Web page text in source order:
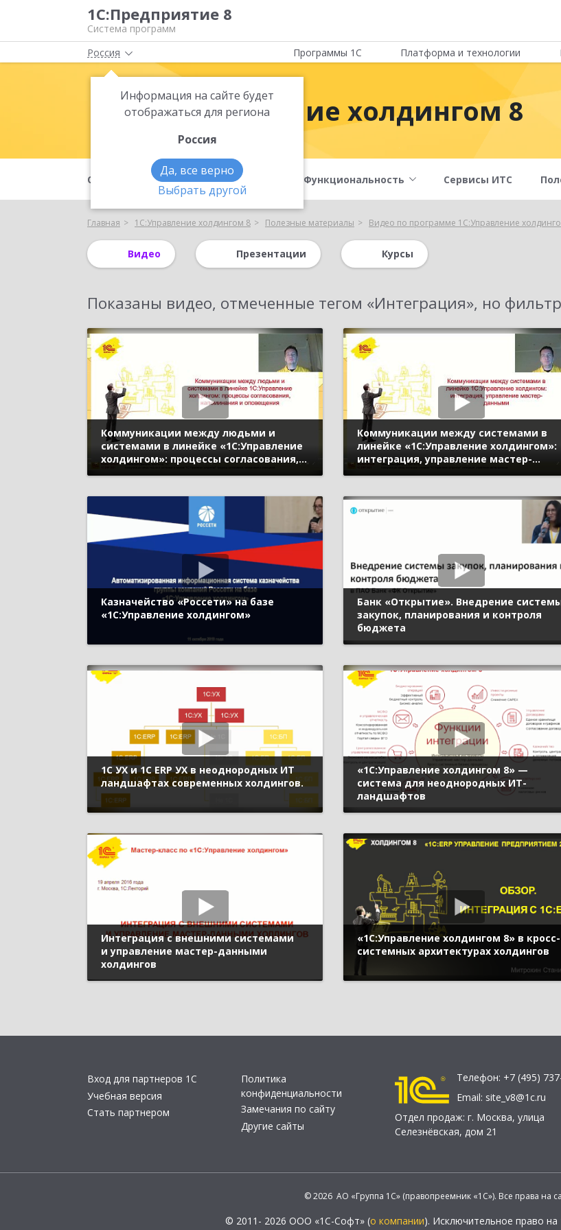
1С:Предприятие 8
Система программ
Россия
Информация на сайте будет
отображаться для региона
Россия
Да, все верно
Выбрать другой
Программы 1С Платформа и технологии
1С:Управление холдингом 8
О продукте Проектный опыт Функциональность Сервисы ИТС
Главная 1С:Управление холдингом 8 Полезные материалы Видео по программе 1С:Управление
Видео Презентации Курсы
Показаны видео, отмеченные тегом «Интеграция», но фильтр
Коммуникации между людьми и
системами в линейке «1С:Управление
холдингом»: процессы согласования,
Зинковский Дмитрий, «1С»)
Коммуникации между системами в
линейке «1С:Управление холдингом»:
интеграция, управление мастер-
Дмитрий, «1С»)
Казначейство «Россети» на базе
«1С:Управление холдингом»
Банк «Открытие». Внедрение
закупок, планирования и контроля
бюджета
1С УХ и 1С ERP УХ в неоднородных ИТ
ландшафтах современных холдингов.
«1С:Управление холдингом 8» —
система для неоднородных ИТ-
ландшафтов
Интеграция с внешними системами
и управление мастер-данными
холдингов
«1С:Управление холдингом 8» в кросс-
системных архитектурах холдингов
Вход для партнеров 1С
Учебная версия
Стать партнером
Политика
конфиденциальности
Замечания по сайту
Другие сайты
Телефон: +7 (495)
Email: site_v8@1c.ru
Отдел продаж: г. Москва, улица
Селезнёвская, дом 21
© 2026 АО «Группа 1С» (правопреемник «1С»). Все права на
© 2011- 2026 ООО «1С-Софт» (о компании). Исключительное право